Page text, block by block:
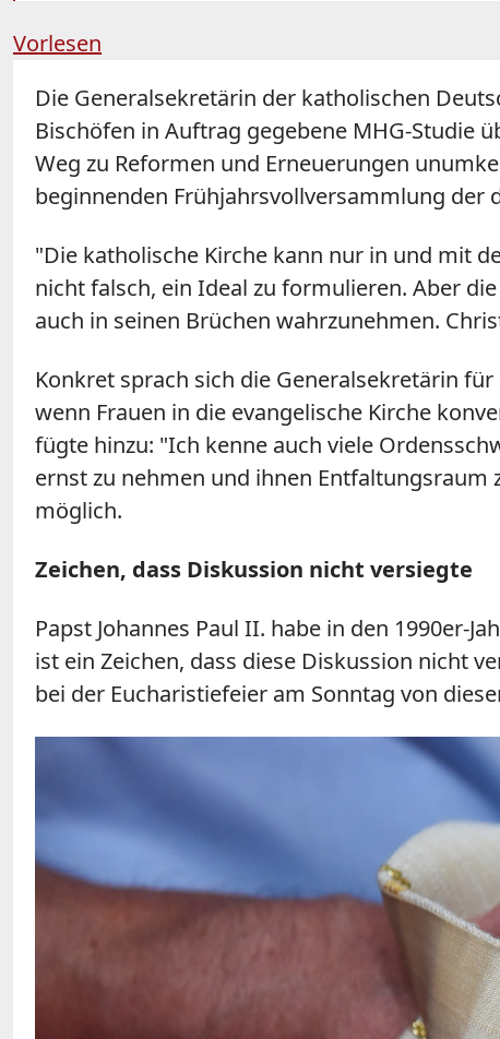
Vorlesen
Die Generalsekretärin der katholischen
Bischöfen in Auftrag gegebene MHG-Studie
Weg zu Reformen und Erneuerungen
beginnenden Frühjahrsvollversammlung der
"Die katholische Kirche kann nur in und mit
nicht falsch, ein Ideal zu formulieren. Aber
auch in seinen Brüchen wahrzunehmen.
Konkret sprach sich die Generalsekretärin
wenn Frauen in die evangelische Kirche
fügte hinzu: "Ich kenne auch viele
ernst zu nehmen und ihnen
möglich.
Zeichen, dass Diskussion nicht versiegte
Papst Johannes Paul II. habe in den 1990er-
ist ein Zeichen, dass diese Diskussion nicht
bei der Eucharistiefeier am Sonntag von